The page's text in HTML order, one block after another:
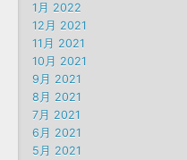
1月 2022
12月 2021
11月 2021
10月 2021
9月 2021
8月 2021
7月 2021
6月 2021
5月 2021